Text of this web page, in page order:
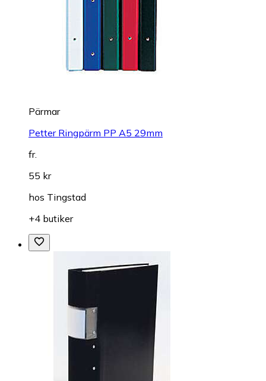
Pärmar
Petter Ringpärm PP A5 29mm
fr.
55 kr
hos Tingstad
+4 butiker